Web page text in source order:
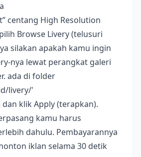
centang High Resolution
Browse Livery (telusuri
silakan apakah kamu ingin
nya lewat perangkat galeri
ada di folder
livery/'
dan klik Apply (terapkan).
kamu harus
dahulu. Pembayarannya
iklan selama 30 detik